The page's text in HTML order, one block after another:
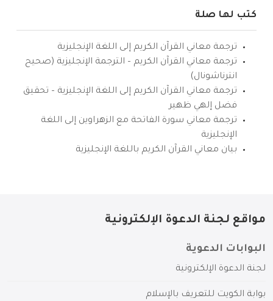
كتب لها صلة
ترجمة معاني القرآن الكريم إلى اللغة الإنجليزية
ترجمة معاني القرآن الكريم – الترجمة الإنجليزية (صحيح
انترناشونال)
ترجمة معاني القرآن الكريم إلى اللغة الإنجليزية – تحقيق
فضل إلهي ظهير
ترجمة معاني سورة الفاتحة مع الزهراوين إلى اللغة
الإنجليزية
بيان معاني القرآن الكريم باللغة الإنجليزية
مواقع لجنة الدعوة الإلكترونية
البوابات الدعوية
لجنة الدعوة الإلكترونية
بوابة الكويت للتعريف بالإسلام